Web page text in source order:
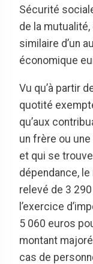
Sécurité
de la
similaire d’un
économique
Vu qu’à partir
quotité
qu’aux
un frère ou
et qui se
dépendance,
relevé de 3
l’exercice
5 060 euros
montant
cas de